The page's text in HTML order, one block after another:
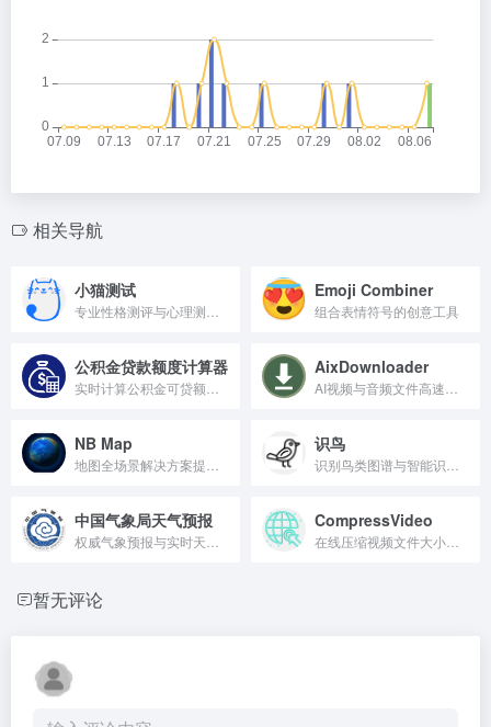
相关导航
小猫测试 Emoji Combiner
组合表情符号的创意工具
公积金贷款额度计算器 AixDownloader
NB Map 识鸟
中国气象局天气预报 CompressVideo
暂无评论